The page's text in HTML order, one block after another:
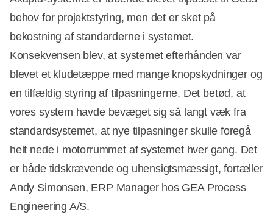
behov for projektstyring, men det er sket på
bekostning af standarderne i systemet.
Konsekvensen blev, at systemet efterhånden var
blevet et kludetæppe med mange knopskydninger og
en tilfældig styring af tilpasningerne. Det betød, at
vores system havde bevæget sig så langt væk fra
standardsystemet, at nye tilpasninger skulle foregå
helt nede i motorrummet af systemet hver gang. Det
er både tidskrævende og uhensigtsmæssigt, fortæller
Andy Simonsen, ERP Manager hos GEA Process
Engineering A/S.